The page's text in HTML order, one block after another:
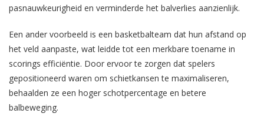
pasnauwkeurigheid en verminderde het balverlies aanzienlijk.
Een ander voorbeeld is een basketbalteam dat hun afstand op
het veld aanpaste, wat leidde tot een merkbare toename in
scorings efficiëntie. Door ervoor te zorgen dat spelers
gepositioneerd waren om schietkansen te maximaliseren,
behaalden ze een hoger schotpercentage en betere
balbeweging.